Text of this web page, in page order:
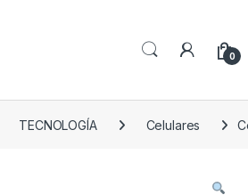
0
TECNOLOGÍA Celulares